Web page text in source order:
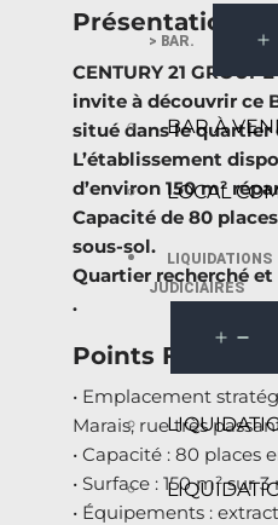
> BAR.
BAR À
LOCAL
LIQUIDATIONS
JUDICIAIRES
Présentation
CENTURY 21
invite à découvrir ce
situé dans le quartier
L’établissement
d’environ 150 m²
Capacité de 80
sous-sol.
Quartier recherché et
.
Points Forts :
• Emplacement
Marais, rue très
• Capacité : 80 places
• Surface : 150 m² sur
• Équipements :